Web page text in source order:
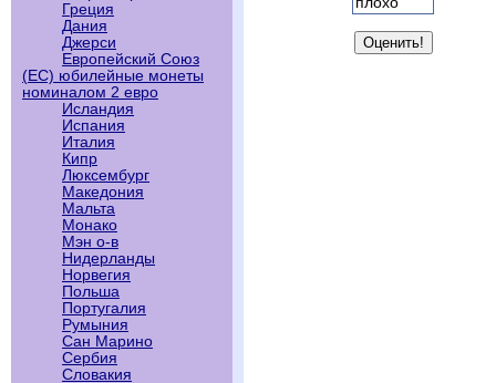
Греция
Дания
Джерси
Европейский Союз
(ЕС) юбилейные монеты
номиналом 2 евро
Исландия
Испания
Италия
Кипр
Люксембург
Македония
Мальта
Монако
Мэн о-в
Нидерланды
Норвегия
Польша
Португалия
Румыния
Сан Марино
Сербия
Словакия